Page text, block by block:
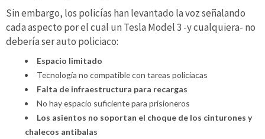
Sin embargo, los policías han levantado la voz señalando
cada aspecto por el cual un Tesla Model 3 -y cualquiera- no
debería ser auto policiaco:
Espacio limitado
Tecnología no compatible con tareas policiacas
Falta de infraestructura para recargas
No hay espacio suficiente para prisioneros
Los asientos no soportan el choque de los cinturones y
chalecos antibalas